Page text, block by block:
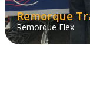
Remorque
Remorque Flex